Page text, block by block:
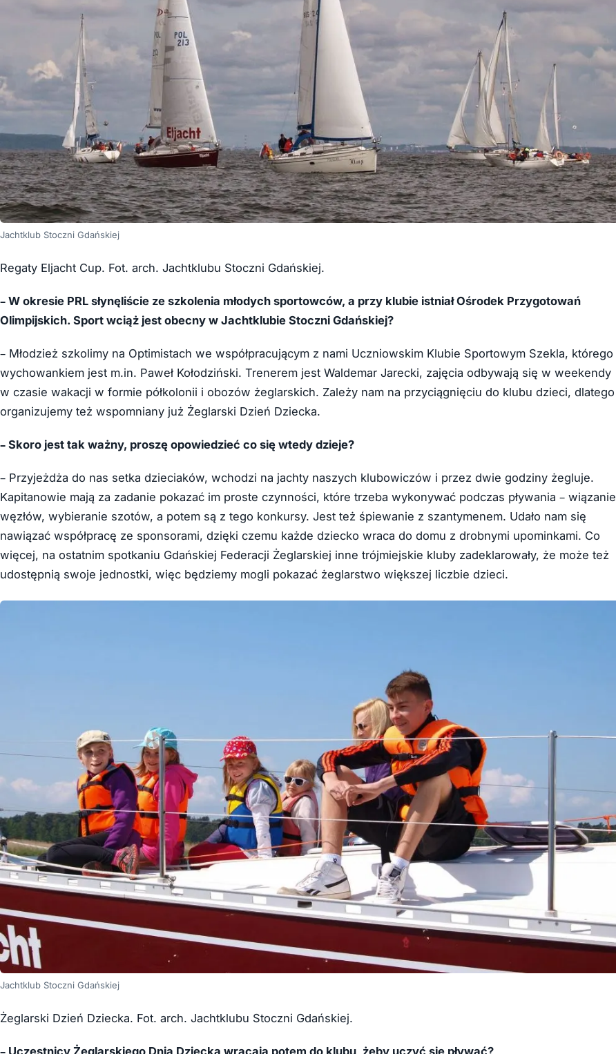
Jachtklub Stoczni Gdańskiej
Regaty Eljacht Cup. Fot. arch. Jachtklubu Stoczni Gdańskiej.
– W okresie PRL słynęliście ze szkolenia młodych sportowców, a przy klubie istniał Ośrodek Przygotowań
Olimpijskich. Sport wciąż jest obecny w Jachtklubie Stoczni Gdańskiej?
– Młodzież szkolimy na Optimistach we współpracującym z nami Uczniowskim Klubie Sportowym Szekla, którego
wychowankiem jest m.in. Paweł Kołodziński. Trenerem jest Waldemar Jarecki, zajęcia odbywają się w weekendy
w czasie wakacji w formie półkolonii i obozów żeglarskich. Zależy nam na przyciągnięciu do klubu dzieci, dlatego
organizujemy też wspomniany już Żeglarski Dzień Dziecka.
– Skoro jest tak ważny, proszę opowiedzieć co się wtedy dzieje?
– Przyjeżdża do nas setka dzieciaków, wchodzi na jachty naszych klubowiczów i przez dwie godziny żegluje.
Kapitanowie mają za zadanie pokazać im proste czynności, które trzeba wykonywać podczas pływania – wiązanie
węzłów, wybieranie szotów, a potem są z tego konkursy. Jest też śpiewanie z szantymenem. Udało nam się
nawiązać współpracę ze sponsorami, dzięki czemu każde dziecko wraca do domu z drobnymi upominkami. Co
więcej, na ostatnim spotkaniu Gdańskiej Federacji Żeglarskiej inne trójmiejskie kluby zadeklarowały, że może też
udostępnią swoje jednostki, więc będziemy mogli pokazać żeglarstwo większej liczbie dzieci.
Jachtklub Stoczni Gdańskiej
Żeglarski Dzień Dziecka. Fot. arch. Jachtklubu Stoczni Gdańskiej.